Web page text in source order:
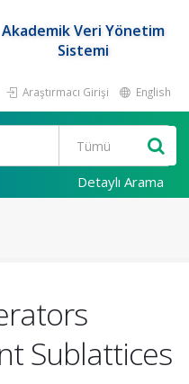
Akademik Veri Yönetim
Sistemi
Araştırmacı Girişi English
Detaylı Arama
Sublattices